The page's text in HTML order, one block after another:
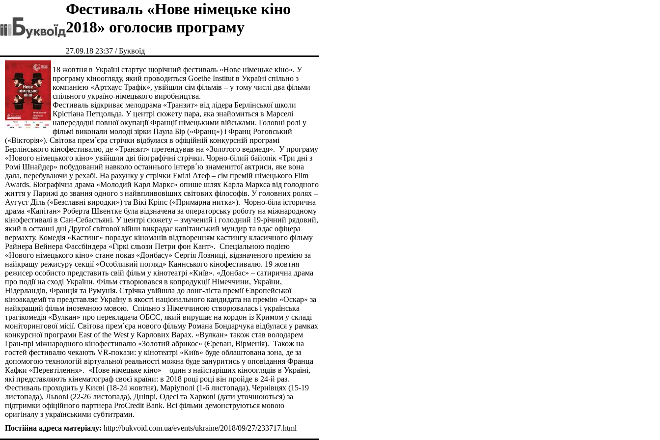
Фестиваль «Нове німецьке кіно
2018» оголосив програму
27.09.18 23:37 / Буквоїд
18 жовтня в Україні стартує щорічний фестиваль «Нове німецьке кіно». У
програму кіноогляду, який проводиться Goethe Institut в Україні спільно з
компанією «Артхаус Трафік», увійшли сім фільмів – у тому числі два фільми
спільного україно-німецького виробництва.
Фестиваль відкриває мелодрама «Транзит» від лідера Берлінської школи
Крістіана Петцольда. У центрі сюжету пара, яка знайомиться в Марселі
напередодні повної окупації Франції німецькими військами. Головні ролі у
фільмі виконали молоді зірки Паула Бір («Франц») і Франц Роговський
(«Вікторія»). Світова прем´єра стрічки відбулася в офіційній конкурсній програмі
Берлінського кінофестивалю, де «Транзит» претендував на «Золотого ведмедя». У програму
«Нового німецького кіно» увійшли дві біографічні стрічки. Чорно-білий байопік «Три дні з
Ромі Шнайдер» побудований навколо останнього інтерв´ю знаменитої актриси, яке вона
дала, перебуваючи у рехабі. На рахунку у стрічки Емілі Атеф – сім премій німецького Film
Awards. Біографічна драма «Молодий Карл Маркс» опише шлях Карла Маркса від голодного
життя у Парижі до звання одного з найвпливовіших світових філософів. У головних ролях –
Аугуст Діль («Безславні виродки») та Вікі Кріпс («Примарна нитка»). Чорно-біла історична
драма «Капітан» Роберта Швентке була відзначена за операторську роботу на міжнародному
кінофестивалі в Сан-Себастьяні. У центрі сюжету – змучений і голодний 19-річний рядовий,
який в останні дні Другої світової війни викрадає капітанський мундир та вдає офіцера
вермахту. Комедія «Кастинг» порадує кіноманів відтворенням кастингу класичного фільму
Райнера Вейнера Фассбіндера «Гіркі сльози Петри фон Кант». Спеціальною подією
«Нового німецького кіно» стане показ «Донбасу» Сергія Лозниці, відзначеного премією за
найкращу режисуру секції «Особливий погляд» Каннського кінофестивалю. 19 жовтня
режисер особисто представить свій фільм у кінотеатрі «Київ». «Донбас» – сатирична драма
про події на сході України. Фільм створювався в копродукції Німеччини, України,
Нідерландів, Франція та Румунія. Стрічка увійшла до лонг-ліста премії Європейської
кіноакадемії та представляє Україну в якості національного кандидата на премію «Оскар» за
найкращий фільм іноземною мовою. Спільно з Німеччиною створювалась і українська
трагікомедія «Вулкан» про перекладача ОБСЄ, який вирушає на кордон із Кримом у складі
моніторингової місії. Світова прем´єра нового фільму Романа Бондарчука відбулася у рамках
конкурсної програми East of the West у Карлових Варах. «Вулкан» також став володарем
Гран-прі міжнародного кінофестивалю «Золотий абрикос» (Єреван, Вірменія). Також на
гостей фестивалю чекають VR-покази: у кінотеатрі «Київ» буде облаштована зона, де за
допомогою технологій віртуальної реальності можна буде зануритись у оповідання Франца
Кафки «Перевтілення». «Нове німецьке кіно» – один з найстаріших кінооглядів в Україні,
які представляють кінематограф своєї країни: в 2018 році році він пройде в 24-й раз.
Фестиваль проходить у Києві (18-24 жовтня), Маріуполі (1-6 листопада), Чернівцях (15-19
листопада), Львові (22-26 листопада), Дніпрі, Одесі та Харкові (дати уточнюються) за
підтримки офіційного партнера ProCredit Bank. Всі фільми демонструються мовою
оригіналу з українськими субтитрами.
Постійна адреса матеріалу: http://bukvoid.com.ua/events/ukraine/2018/09/27/233717.html